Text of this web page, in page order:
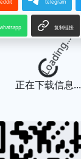
telegram
whatsapp 复制链接
Loading...
正在下载信息...